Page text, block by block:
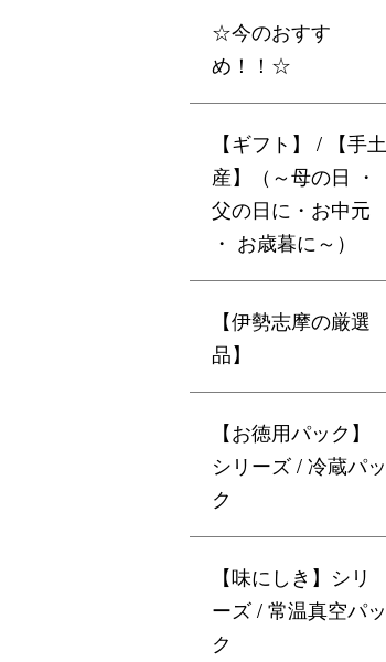
☆今のおすす
め！！☆
【ギフト】 / 【手土
産】（～母の日 ・
父の日に・お中元
・ お歳暮に～）
【伊勢志摩の厳選
品】
【お徳用パック】
シリーズ / 冷蔵パッ
ク
【味にしき】シリ
ーズ / 常温真空パッ
ク